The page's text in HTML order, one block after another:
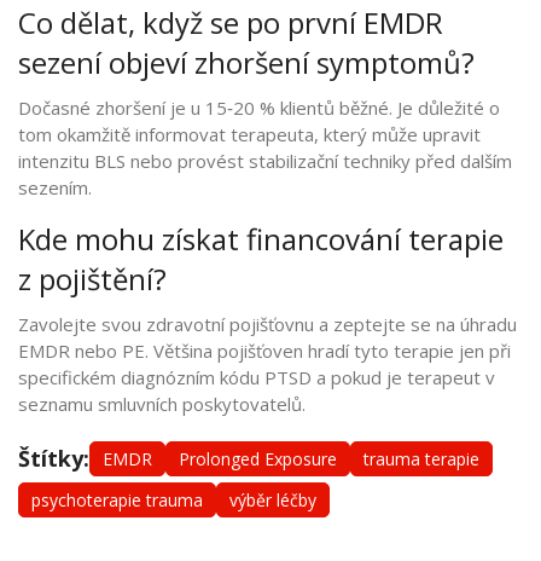
Co dělat, když se po první EMDR
sezení objeví zhoršení symptomů?
Dočasné zhoršení je u 15‑20 % klientů běžné. Je důležité o
tom okamžitě informovat terapeuta, který může upravit
intenzitu BLS nebo provést stabilizační techniky před dalším
sezením.
Kde mohu získat financování terapie
z pojištění?
Zavolejte svou zdravotní pojišťovnu a zeptejte se na úhradu
EMDR nebo PE. Většina pojišťoven hradí tyto terapie jen při
specifickém diagnózním kódu PTSD a pokud je terapeut v
seznamu smluvních poskytovatelů.
Štítky: EMDR Prolonged Exposure
trauma terapie
psychoterapie trauma
výběr léčby